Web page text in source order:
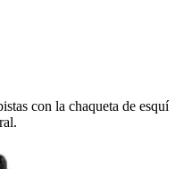
con la chaqueta de esquí